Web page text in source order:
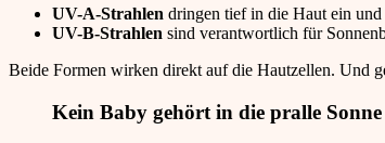
UV-A-Strahlen dringen tief in die Haut ein
UV-B-Strahlen sind verantwortlich für
Beide Formen wirken direkt auf die Hautzellen. Und
Kein Baby gehört in die pralle Sonne